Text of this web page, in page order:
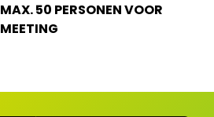
MAX. 50 PERSONEN VOOR
MEETING